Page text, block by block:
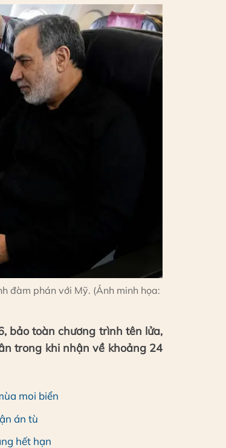
đàm phán với Mỹ. (Ảnh minh họa:
bảo toàn chương trình tên lửa,
trong khi nhận về khoảng 24
moi biển
án tù
hết hạn